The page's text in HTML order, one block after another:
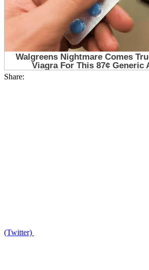
Share:
(Twitter)